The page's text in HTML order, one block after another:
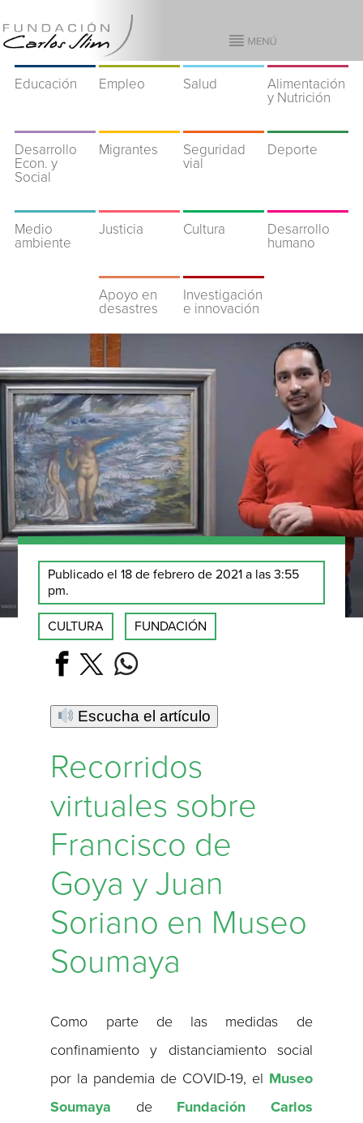
Educación Empleo Salud
Alimentación
y Nutrición
Desarrollo
Econ. y
Social
Migrantes
Seguridad
vial
Deporte
Medio
ambiente
Justicia Cultura
Desarrollo
humano
Apoyo en
desastres
Investigación
e innovación
Publicado el 18 de febrero de 2021 a las 3:55
pm.
CULTURA FUNDACIÓN
Escucha el artículo
Recorridos
virtuales sobre
Francisco de
Goya y Juan
Soriano​ en Museo
Soumaya
Como parte de las medidas de
confinamiento y distanciamiento social
por la pandemia de COVID-19, el Museo
Soumaya de Fundación Carlos